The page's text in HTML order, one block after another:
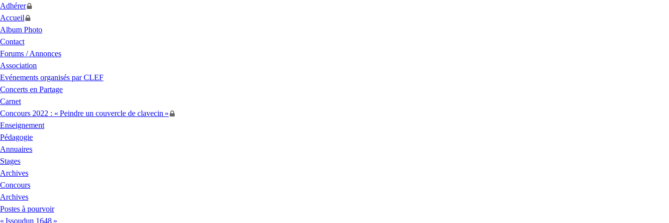
Adhérer
Accueil
Album Photo
Contact
Forums / Annonces
Association
Evénements organisés parCLEF
Concerts en Partage
Carnet
Concours 2022 : « Peindre un couvercle de clavecin »
Enseignement
Pédagogie
Annuaires
Stages
Archives
Concours
Archives
Postes à pourvoir
« Issoudun 1648 »